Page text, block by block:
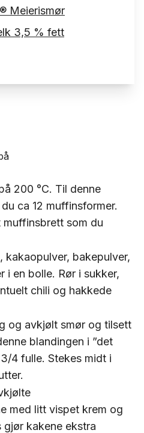
Meierismør
3,5 % fett
200 °C. Til denne
ca 12 muffinsformer.
muffinsbrett som du
kakaopulver, bakepulver,
i en bolle. Rør i sukker,
chili og hakkede
og avkjølt smør og tilsett
blandingen i ”det
4 fulle. Stekes midt i
med litt vispet krem og
kakene ekstra